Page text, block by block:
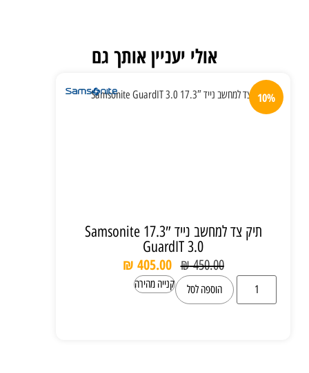
אולי יעניין אותך גם
תיק צד למחשב נייד 17.3″ Samsonite
GuardIT 3.0
₪450.00
₪ 405.00
הוספה לסל קנייה מהירה
10%